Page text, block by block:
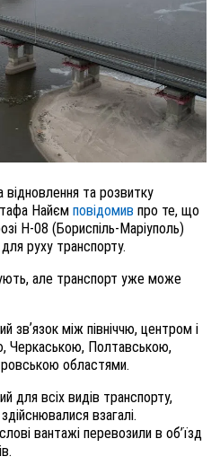
відновлення та розвитку
Найєм повідомив про те, що
Н-08 (Бориспіль-Маріуполь)
руху транспорту.
але транспорт уже може
звʼязок між північчю, центром і
Черкаською, Полтавською,
областями.
для всіх видів транспорту,
взагалі.
вантажі перевозили в об’їзд